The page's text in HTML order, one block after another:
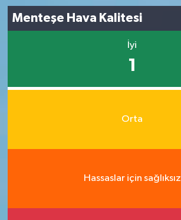
Menteşe Hava Kalitesi
İyi
1
Orta
Hassaslar için sağlıksız